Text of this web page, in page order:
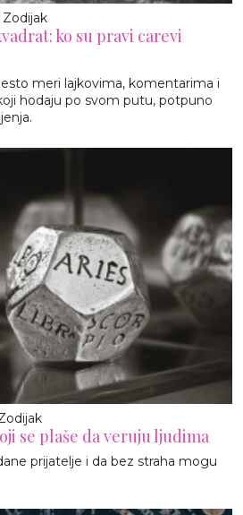
ko su pravi carevi
meri lajkovima, komentarima i
hodaju po svom putu, potpuno
se plaše da veruju ljudima
prijatelje i da bez straha mogu